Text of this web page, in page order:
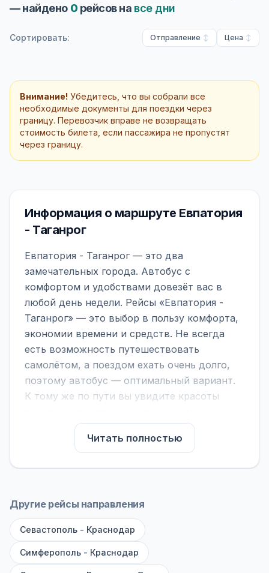
— найдено 0 рейсов на все дни
Сортировать: Отправление Цена
Внимание! Убедитесь, что вы собрали все
необходимые документы для поездки через
границу. Перевозчик вправе не возвращать
стоимость билета, если пассажира не пропустят
через границу.
Информация о маршруте Евпатория
- Таганрог
Евпатория - Таганрог — это два
замечательных города. Автобус с
комфортом и удобствами довезёт вас в
любой день недели. Рейсы «Евпатория -
Таганрог» — это выбор в пользу комфорта,
экономии времени и средств. Не всегда
есть возможность путешествовать
самолётом, а поездом ехать очень долго,
поэтому автобус — оптимальный вариант.
К тому же по пути вы увидите красоты
На нашем сайте вы можете найти
расписание автобусов Евпатория -
Таганрог, сравнить рейсы и выбрать
обратите внимание на микроавтобусы (8–18
большие автобусы (от 40 мест): у них лучше
подвеска и дорога ощущается меньше.
Читать полностью
Другие рейсы направления
Севастополь - Краснодар
Симферополь - Краснодар